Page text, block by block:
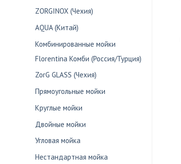
ZORGINOX (Чехия)
AQUA (Китай)
Комбинированные мойки
Florentina Комби (Россия/Турция)
ZorG GLASS (Чехия)
Прямоугольные мойки
Круглые мойки
Двойные мойки
Угловая мойка
Нестандартная мойка